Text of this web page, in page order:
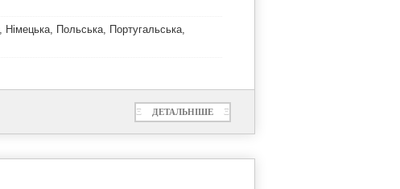
Німецька, Польська, Португальська,
Ξ ДЕТАЛЬНІШЕ Ξ